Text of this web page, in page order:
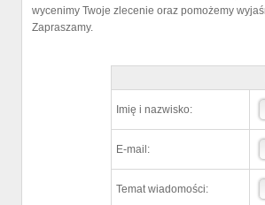
wycenimy Twoje zlecenie oraz pomożemy
Zapraszamy.
Imię i nazwisko:
E-mail:
Temat wiadomości: